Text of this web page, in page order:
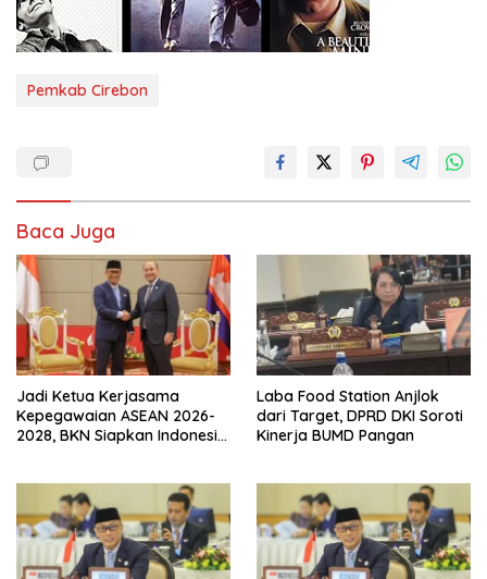
Pemkab Cirebon
Baca Juga
Jadi Ketua Kerjasama
Kepegawaian ASEAN 2026-
2028, BKN Siapkan Indonesia
Laba Food Station Anjlok
dari Target, DPRD DKI Soroti
Kinerja BUMD Pangan